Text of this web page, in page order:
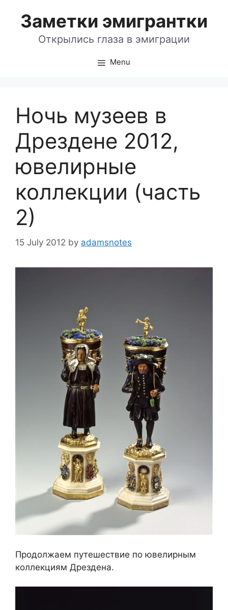
contentЗаметки эмигрантки
Открылись глаза в эмиграции
Menu
Ночь музеев в
Дрездене 2012,
ювелирные
коллекции (часть
2)
15 July 2012 by adamsnotes
Продолжаем путешествие по ювелирным
коллекциям Дрездена.